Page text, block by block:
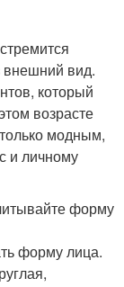
внешний вид.
который
возрасте
модным,
и личному
форму
форму лица.